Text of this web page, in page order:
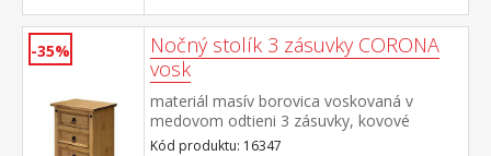
-35%
Nočný stolík 3 zásuvky CORONA
vosk
materiál masív borovica voskovaná v
medovom odtieni 3 zásuvky, kovové
ozdobné úchytky súčasť zostavy Corona
Kód produktu: 16347